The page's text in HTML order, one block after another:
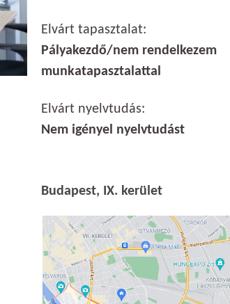
Elvárt tapasztalat:
Pályakezdő/nem rendelkezem
munkatapasztalattal
Elvárt nyelvtudás:
Nem igényel nyelvtudást
Budapest, IX. kerület